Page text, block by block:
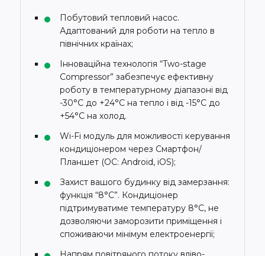
Побутовий тепловий насос.
Адаптований для роботи на тепло в
північних країнах;
Інноваційна технологія “Two-stage
Compressor” забезпечує ефективну
роботу в температурному діапазоні від
-30°C до +24°C на тепло і від -15°C до
+54°C на холод.
Wi-Fi модуль для можливості керування
кондиціонером через Смартфон/
Планшет (ОС: Android, iOS);
Захист вашого будинку від замерзання:
функція “8°C”. Кондиціонер
підтримуватиме температуру 8°C, не
дозволяючи заморозити приміщення і
споживаючи мінімум електроенергії;